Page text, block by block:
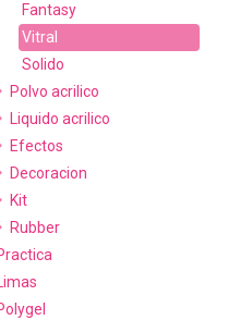
Fantasy
Vitral
Solido
Polvo acrilico
Liquido acrilico
Efectos
Decoracion
Kit
Rubber
Limas